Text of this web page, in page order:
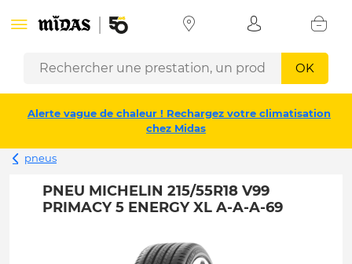
OK
Alerte vague de chaleur ! Rechargez votre climatisation
chez Midas
pneus
PNEU MICHELIN 215/55R18 V99
PRIMACY 5 ENERGY XL A-A-A-69